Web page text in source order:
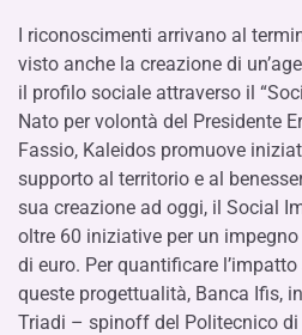
I riconoscimenti arrivano al
visto anche la creazione di
il profilo sociale attraverso il
Nato per volontà del Presidente
Fassio, Kaleidos promuove
supporto al territorio e al
sua creazione ad oggi, il Social
oltre 60 iniziative per un
di euro. Per quantificare
queste progettualità, Banca Ifis,
Triadi – spinoff del Politecnico